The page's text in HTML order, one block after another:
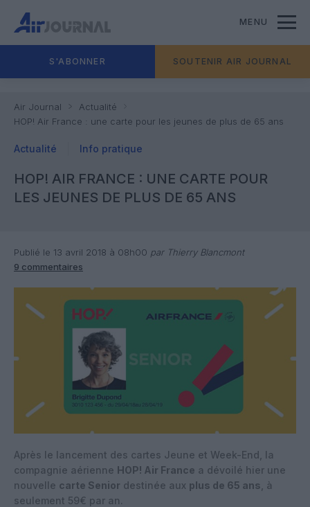
MENU
S'ABONNER SOUTENIR AIR JOURNAL
Air Journal
Actualité
HOP! Air France : une carte pour les jeunes de plus de 65 ans
Actualité Info pratique
HOP! AIR FRANCE : UNE CARTE POUR
LES JEUNES DE PLUS DE 65 ANS
Publié le 13 avril 2018 à 08h00 par Thierry Blancmont
9 commentaires
Après le lancement des cartes Jeune et Week-End, la
compagnie aérienne HOP! Air France a dévoilé hier une
nouvelle carte Senior destinée aux plus de 65 ans , à
seulement 59€ par an.